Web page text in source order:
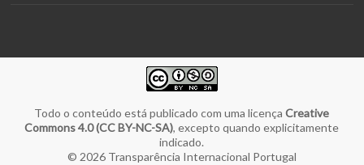
Todo o conteúdo está publicado com uma licençaCreative
Commons 4.0 (CC BY-NC-SA), excepto quando explicitamente
indicado.
© 2026 Transparência Internacional Portugal